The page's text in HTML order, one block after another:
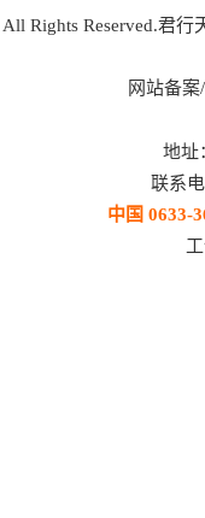
All Rights Reserved.君
网站备
地址
联系电
中国 0633-